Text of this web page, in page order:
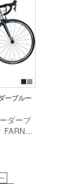
ーブルー
ダーブ
FARNA
ーロラ
前